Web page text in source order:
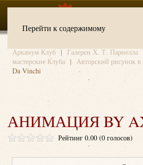
Перейти к содержимому
Арканум Клуб Галереи Х. Т. Парнелла
мастерские Клуба
Авторский рисунок в
Da Vinchi
АНИМАЦИЯ BY
Рейтинг 0.00 (0 голосов)